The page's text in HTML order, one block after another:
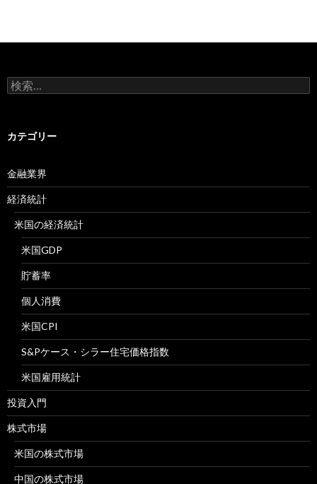
検
索:
カテゴリー
金融業界
経済統計
米国の経済統計
米国GDP
貯蓄率
個人消費
米国CPI
S&Pケース・シラー住宅価格指数
米国雇用統計
投資入門
株式市場
米国の株式市場
中国の株式市場